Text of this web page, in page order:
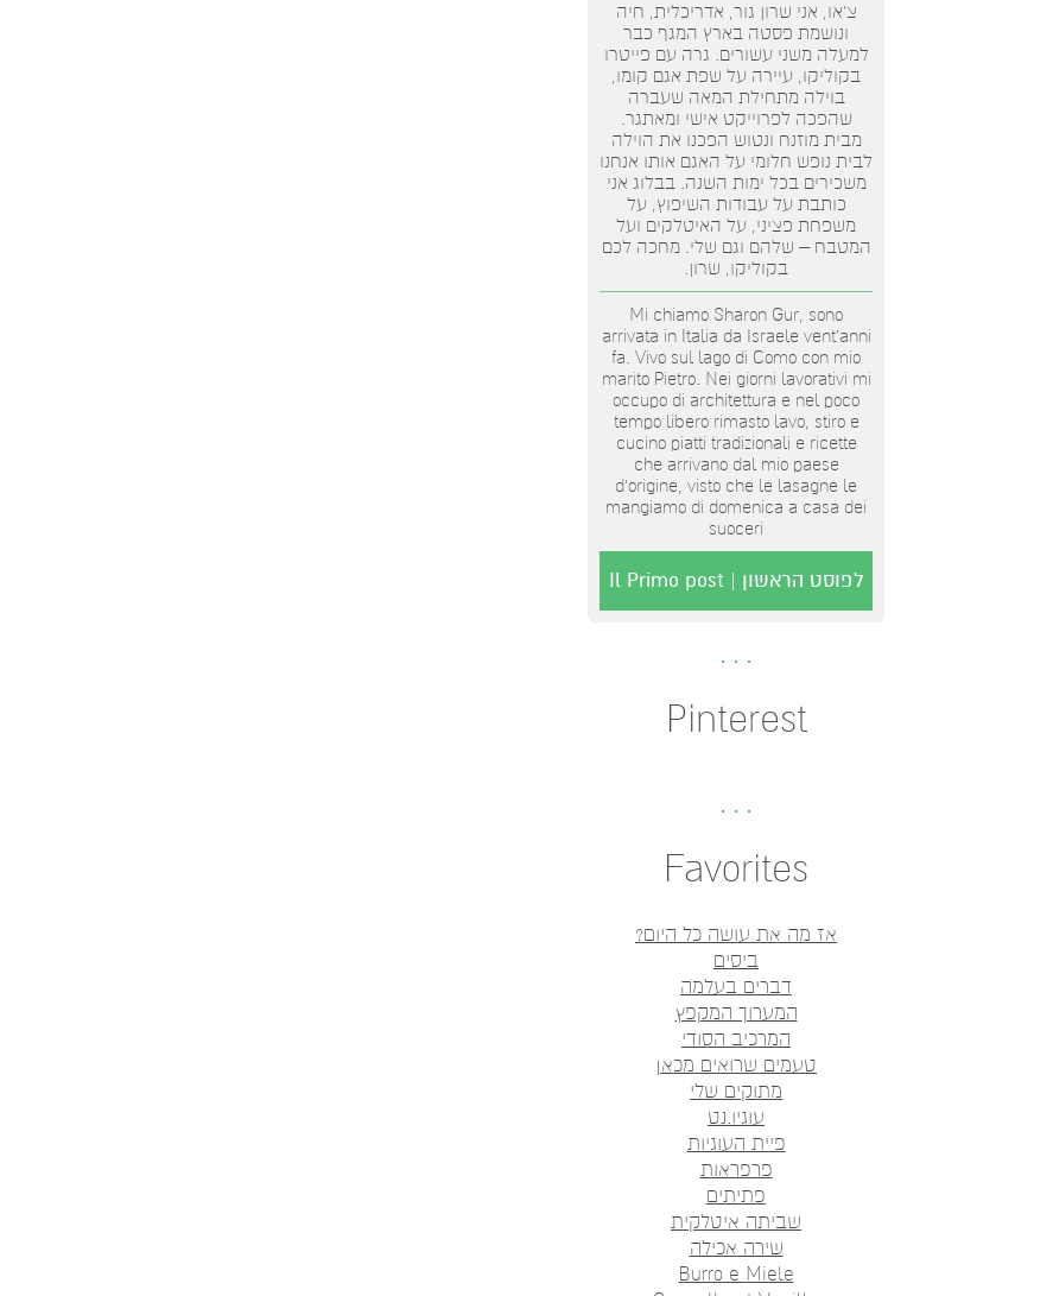
צ’או, אני שרון גור, אדריכלית, חיה
ונושמת פסטה בארץ המגף כבר
למעלה משני עשורים. גרה עם פייטרו
בקוליקו, עיירה על שפת אגם קומו,
בוילה מתחילת המאה שעברה
שהפכה לפרוייקט אישי ומאתגר.
מבית מוזנח ונטוש הפכנו את הוילה
לבית נופש חלומי על האגם אותו אנחנו
משכירים בכל ימות השנה. בבלוג אני
כותבת על עבודות השיפוץ, על
משפחת פציני, על האיטלקים ועל
המטבח – שלהם וגם שלי. מחכה לכם
בקוליקו, שרון.
Mi chiamo Sharon Gur, sono
arrivata in Italia da Israele vent'anni
fa. Vivo sul lago di Como con mio
marito Pietro. Nei giorni lavorativi mi
occupo di architettura e nel poco
tempo libero rimasto lavo, stiro e
cucino piatti tradizionali e ricette
che arrivano dal mio paese
d’origine, visto che le lasagne le
mangiamo di domenica a casa dei
suoceri
לפוסט הראשון | Il Primo post
Pinterest
Favorites
אז מה את עושה כל היום?
ביסים
דברים בעלמה
המערוך המקפץ
המרכיב הסודי
טעמים שרואים מכאן
מתוקים שלי
עוגיו.נט
פיית העוגיות
פרפראות
פתיתים
שביתה איטלקית
שירה אכילה
Burro e Miele